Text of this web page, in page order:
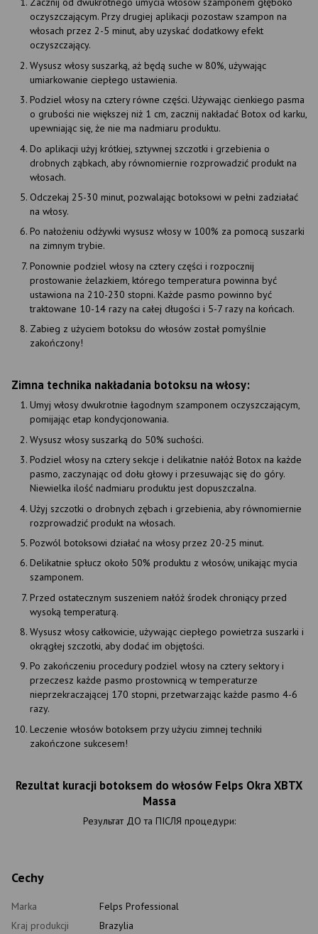
oczyszczającym. Przy drugiej aplikacji pozostaw szampon na
włosach przez 2-5 minut, aby uzyskać dodatkowy efekt
oczyszczający.
Wysusz włosy suszarką, aż będą suche w 80%, używając
umiarkowanie ciepłego ustawienia.
Podziel włosy na cztery równe części. Używając cienkiego pasma
o grubości nie większej niż 1 cm, zacznij nakładać Botox od karku,
upewniając się, że nie ma nadmiaru produktu.
Do aplikacji użyj krótkiej, sztywnej szczotki i grzebienia o
drobnych ząbkach, aby równomiernie rozprowadzić produkt na
włosach.
Odczekaj 25-30 minut, pozwalając botoksowi w pełni zadziałać
na włosy.
Po nałożeniu odżywki wysusz włosy w 100% za pomocą suszarki
na zimnym trybie.
Ponownie podziel włosy na cztery części i rozpocznij
prostowanie żelazkiem, którego temperatura powinna być
ustawiona na 210-230 stopni. Każde pasmo powinno być
traktowane 10-14 razy na całej długości i 5-7 razy na końcach.
Zabieg z użyciem botoksu do włosów został pomyślnie
zakończony!
Zimna technika nakładania botoksu na włosy:
Umyj włosy dwukrotnie łagodnym szamponem oczyszczającym,
pomijając etap kondycjonowania.
Wysusz włosy suszarką do 50% suchości.
Podziel włosy na cztery sekcje i delikatnie nałóż Botox na każde
pasmo, zaczynając od dołu głowy i przesuwając się do góry.
Niewielka ilość nadmiaru produktu jest dopuszczalna.
Użyj szczotki o drobnych zębach i grzebienia, aby równomiernie
rozprowadzić produkt na włosach.
Pozwól botoksowi działać na włosy przez 20-25 minut.
Delikatnie spłucz około 50% produktu z włosów, unikając mycia
szamponem.
Przed ostatecznym suszeniem nałóż środek chroniący przed
wysoką temperaturą.
Wysusz włosy całkowicie, używając ciepłego powietrza suszarki i
okrągłej szczotki, aby dodać im objętości.
Po zakończeniu procedury podziel włosy na cztery sektory i
przeczesz każde pasmo prostownicą w temperaturze
nieprzekraczającej 170 stopni, przetwarzając każde pasmo 4-6
razy.
Leczenie włosów botoksem przy użyciu zimnej techniki
zakończone sukcesem!
Rezultat kuracji botoksem do włosów Felps Okra XBTX
Massa
Результат ДО та ПІСЛЯ процедури:
Cechy
Marka
Felps Professional
Kraj produkcji
Brazylia